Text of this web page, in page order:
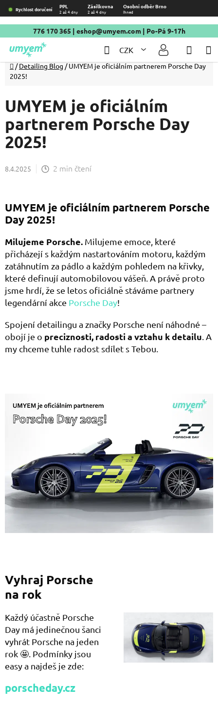
Přejít
na
obsah
Rychlost doručení PPL Zásilkovna Osobní odběr Brno
2 až 4 dny 2 až 4 dny Ihned
776 170 365 | eshop@umyem.com| Po-Pá 9-17h
CZK
Hledat
Domů
/ Detailing Blog / UMYEM je oficiálním partnerem Porsche Day
2025!
UMYEM je oficiálním
partnerem Porsche Day
2025!
8.4.2025 2 min čtení
UMYEM je oficiálním partnerem Porsche
Day 2025!
Milujeme Porsche. Milujeme emoce, které
přicházejí s každým nastartováním motoru, každým
zatáhnutím za pádlo a každým pohledem na křivky,
které definují automobilovou vášeň. A právě proto
jsme hrdí, že se letos oficiálně stáváme partnery
legendární akce Porsche Day!
Spojení detailingu a značky Porsche není náhodné –
obojí je o preciznosti, radosti a vztahu k detailu. A
my chceme tuhle radost sdílet s Tebou.
Vyhraj Porsche
na rok
Každý účastně Porsche
Day má jedinečnou šanci
vyhrát Porsche na jeden
rok 🤩. Podmínky jsou
easy a najdeš je zde:
porscheday.cz